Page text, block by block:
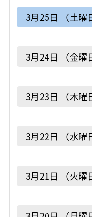
3月25日 （土曜
3月24日 （金曜
3月23日 （木曜
3月22日 （水曜
3月21日 （火曜